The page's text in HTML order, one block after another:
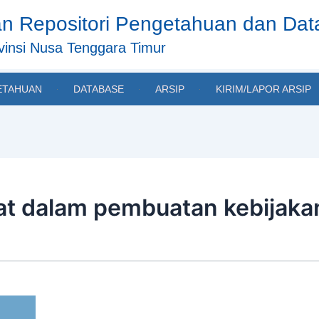
Repositori Pengetahuan dan
Nusa Tenggara Timur
DATABASE ARSIP KIRIM/LAPOR ARSIP
dalam pembuatan